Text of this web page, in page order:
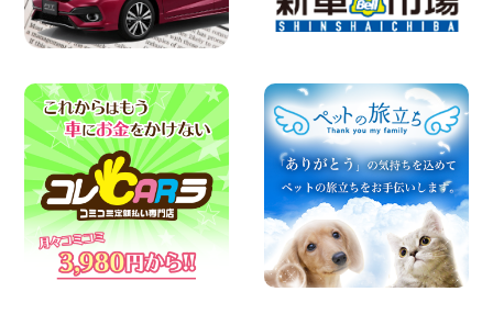
お盆シーズン空きあり!!100円レンタカー
兵庫駅前店はミニバンも安い!! 兵庫県 兵
庫駅前店
2026年08月08日
★WRX 作業紹介★ 三重県 四日市インタ
ー店
100円レンタカー 四日市インター
2026年08月08日
横浜弥生台店限定!!夏季特別キャンペーン
のお知らせ!! 神奈川県 横浜弥生台店
100円レンタカー 横浜弥生台
2026年08月08日
2026三河安城店お盆休みご連絡 愛知県